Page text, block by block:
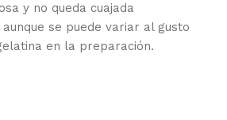
y no queda cuajada
se puede variar al gusto
en la preparación.